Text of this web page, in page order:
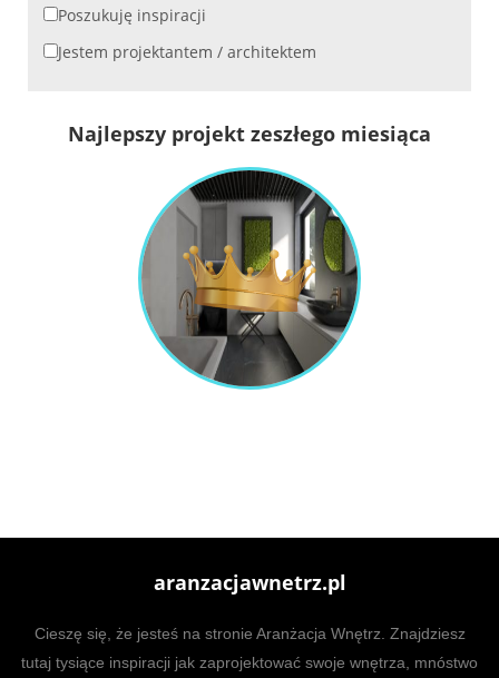
Poszukuję inspiracji
Jestem projektantem / architektem
Najlepszy projekt zeszłego miesiąca
aranzacjawnetrz.pl
Cieszę się, że jesteś na stronie Aranżacja Wnętrz. Znajdziesz
tutaj tysiące inspiracji jak zaprojektować swoje wnętrza, mnóstwo